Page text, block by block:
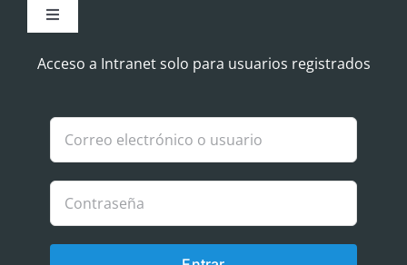
Toggle
Aviso Legal
Política de Cookies
Política de privacidad
Acceso a Intranet solo para usuarios registrados